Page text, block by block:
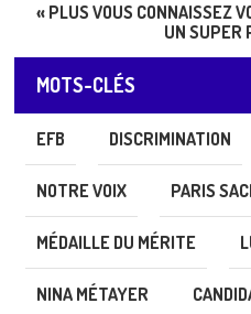
« PLUS VOUS CONNAISSEZ
UN SUPER
MOTS-CLÉS
EFB DISCRIMINATION
NOTRE VOIX PARIS
MÉDAILLE DU MÉRITE
NINA MÉTAYER